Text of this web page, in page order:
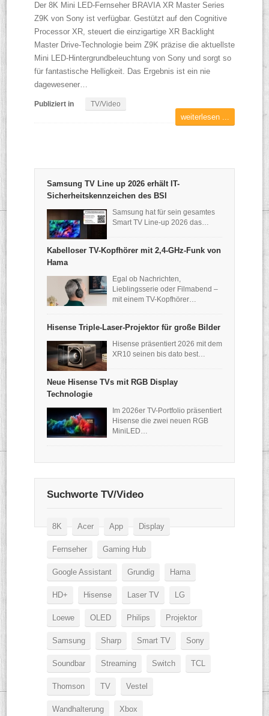
Der 8K Mini LED-Fernseher BRAVIA XR Master Series
Z9K von Sony ist verfügbar. Gestützt auf den Cognitive
Processor XR, steuert die einzigartige XR Backlight
Master Drive-Technologie beim Z9K präzise die aktuellste
Mini LED-Hintergrundbeleuchtung von Sony und sorgt so
für fantastische Helligkeit. Das Ergebnis ist ein nie
dagewesener…
Publiziert in TV/Video
weiterlesen ...
Samsung TV Line up 2026 erhält IT-
Sicherheitskennzeichen des BSI
Samsung hat für sein gesamtes
Smart TV Line-up 2026 das…
Kabelloser TV-Kopfhörer mit 2,4-GHz-Funk von
Hama
Egal ob Nachrichten,
Lieblingsserie oder Filmabend –
mit einem TV-Kopfhörer…
Hisense Triple-Laser-Projektor für große Bilder
Hisense präsentiert 2026 mit dem
XR10 seinen bis dato best…
Neue Hisense TVs mit RGB Display
Technologie
Im 2026er TV-Portfolio präsentiert
Hisense die zwei neuen RGB
MiniLED…
Suchworte TV/Video
8K Acer App Display
Fernseher Gaming Hub
Google Assistant Grundig Hama
HD+ Hisense Laser TV LG
Loewe OLED Philips Projektor
Samsung Sharp Smart TV Sony
Soundbar Streaming Switch TCL
Thomson TV Vestel
Wandhalterung Xbox